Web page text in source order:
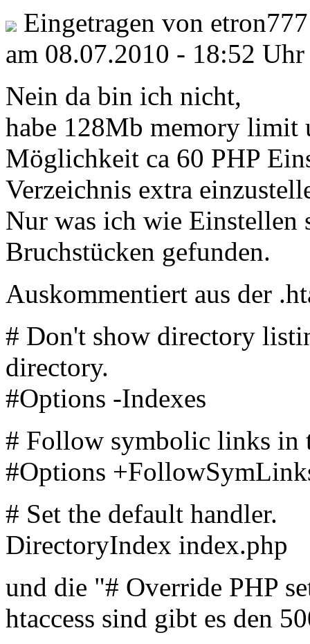
Eingetragen von
am 08.07.2010 - 18:52 Uhr
Nein da bin ich nicht,
habe 128Mb memory limit
Möglichkeit ca 60 PHP
Verzeichnis extra
Nur was ich wie Einstellen
Bruchstücken gefunden.
Auskommentiert aus der
# Don't show directory
directory.
#Options -Indexes
# Follow symbolic links in
#Options
# Set the default handler.
DirectoryIndex index.php
und die "# Override PHP
htaccess sind gibt es den